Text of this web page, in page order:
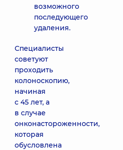
возможного
последующего
удаления.
Специалисты
советуют
проходить
колоноскопию,
начиная
с 45 лет, а
в случае
онконастороженности,
которая
обусловлена